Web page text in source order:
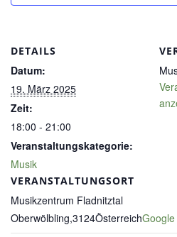
DETAILS
Datum:
19. März 2025
Zeit:
18:00 - 21:00
Veranstaltungskategorie:
Musik
VERANSTALTUNGSORT
Musikzentrum Fladnitztal
Oberwölbling,3124Österreich